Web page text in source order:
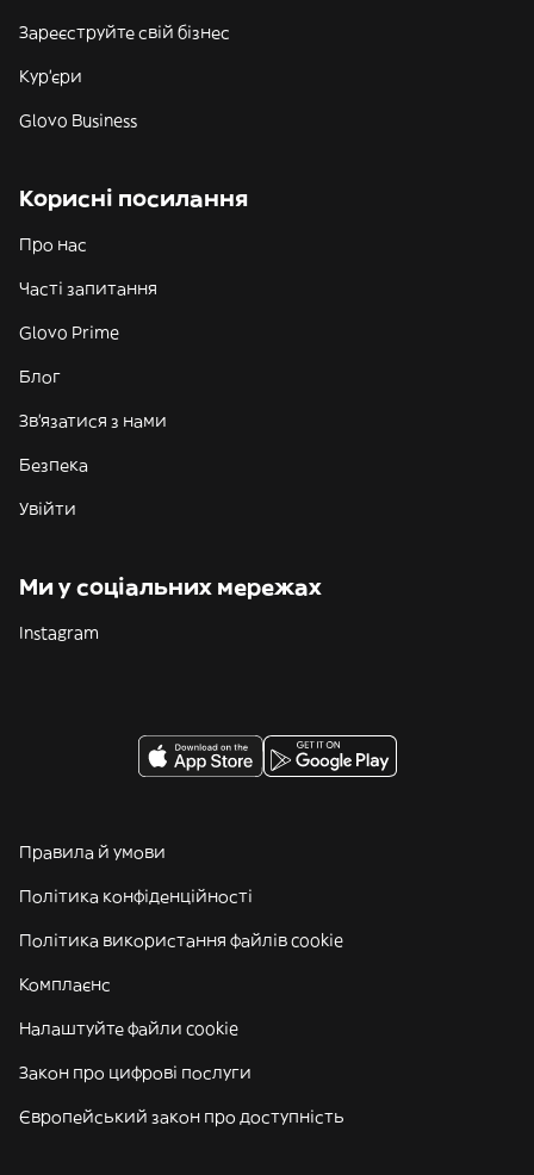
Зареєструйте свій бізнес
Кур'єри
Glovo Business
Корисні посилання
Про нас
Часті запитання
Glovo Prime
Блог
Зв'язатися з нами
Безпека
Увійти
Ми у соціальних мережах
Instagram
Правила й умови
Політика конфіденційності
Політика використання файлів cookie
Комплаєнс
Налаштуйте файли cookie
Закон про цифрові послуги
Європейський закон про доступність